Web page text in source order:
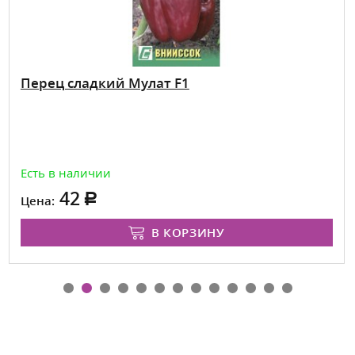
Перец сладкий Мулат F1
Есть в наличии
Цена: 42
В КОРЗИНУ